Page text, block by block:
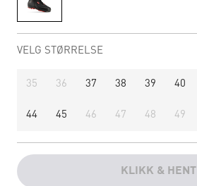
VELG STØRRELSE
35 36 37 38 39 40
44 45 46 47 48 49
KLIKK & HENT